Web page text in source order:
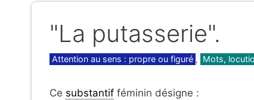
"La putasserie".
Catégories
Attention au sens : propre ou figuré , Mots,
Ce substantif féminin désigne :